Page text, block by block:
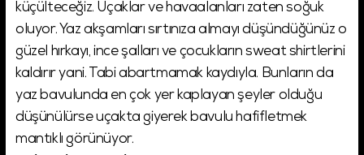
küçülteceğiz. Uçaklar ve havaalanları zaten soğuk
oluyor. Yaz akşamları sırtınıza almayı düşündüğünüz o
güzel hırkayı, ince şalları ve çocukların sweat shirtlerini
kaldırır yani. Tabi abartmamak kaydıyla. Bunların da
yaz bavulunda en çok yer kaplayan şeyler olduğu
düşünülürse uçakta giyerek bavulu hafifletmek
mantıklı görünüyor.